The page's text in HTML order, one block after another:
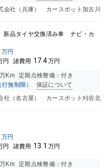
会社（兵庫） カースポット加古川
新品タイヤ交換済み車 ナビ・カ
万円
円 諸費用 17.4万円
Km
定期点検整備：付き
無制限）
保証について
社（名古屋） カースポット刈谷北
万円
円 諸費用 13.1 万円
Km
定期点検整備：付き